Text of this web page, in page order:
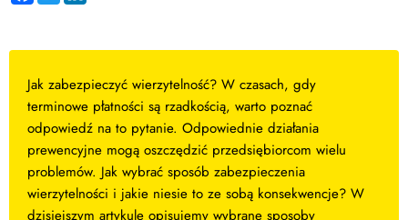
Jak zabezpieczyć wierzytelność? W czasach, gdy
terminowe płatności są rzadkością, warto poznać
odpowiedź na to pytanie. Odpowiednie działania
prewencyjne mogą oszczędzić przedsiębiorcom wielu
problemów. Jak wybrać sposób zabezpieczenia
wierzytelności i jakie niesie to ze sobą konsekwencje? W
dzisiejszym artykule opisujemy wybrane sposoby